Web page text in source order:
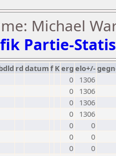
Michael
Partie-
rd datumf Kerg elo+/-
0
1306
0
1306
0
1306
0
1306
0
0
0
0
0
0